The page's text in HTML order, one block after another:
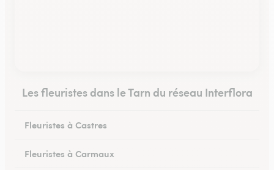
Les fleuristes dans le Tarn du réseau Interflora
Fleuristes à Castres
Fleuristes à Carmaux